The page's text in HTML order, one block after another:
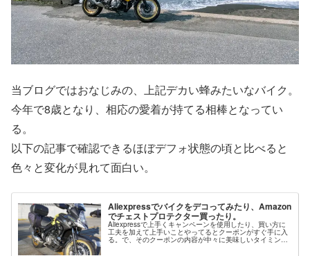
当ブログではおなじみの、上記デカい蜂みたいなバイク。
今年で8歳となり、相応の愛着が持てる相棒となってい
る。
以下の記事で確認できるほぼデフォ状態の頃と比べると
色々と変化が見れて面白い。
Aliexpressでバイクをデコってみたり、Amazon
でチェストプロテクター買ったり。
Aliexpressで上手くキャンペーンを使用したり、買い方に
工夫を加えて上手いことやってるとクーポンがすぐ手に入
る。で、そのクーポンの内容が中々に美味しいタイミング